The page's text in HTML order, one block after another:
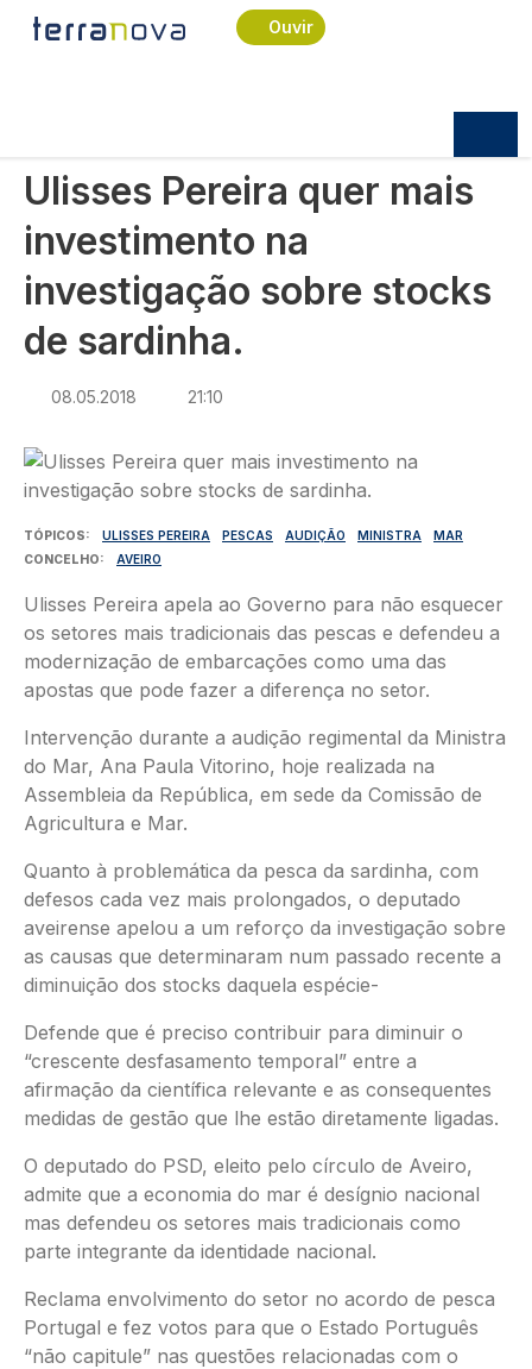
Passar para o conteúdo principal
Ouvir
Navegação estrutural
Início
Política
Ulisses Pereira quer mais investimento na
Ulisses Pereira quer mais
investimento na
investigação sobre stocks
de sardinha.
08.05.2018 21:10
Imagem
TÓPICOS ULISSES PEREIRA PESCAS AUDIÇÃO MINISTRA
MAR
CONCELHO
AVEIRO
Ulisses Pereira apela ao Governo para não esquecer
os setores mais tradicionais das pescas e defendeu a
modernização de embarcações como uma das
apostas que pode fazer a diferença no setor.
Intervenção durante a audição regimental da Ministra
do Mar, Ana Paula Vitorino, hoje realizada na
Assembleia da República, em sede da Comissão de
Agricultura e Mar.
Quanto à problemática da pesca da sardinha, com
defesos cada vez mais prolongados, o deputado
aveirense apelou a um reforço da investigação sobre
as causas que determinaram num passado recente a
diminuição dos stocks daquela espécie-
Defende que é preciso contribuir para diminuir o
“crescente desfasamento temporal” entre a
afirmação da científica relevante e as consequentes
medidas de gestão que lhe estão diretamente ligadas.
O deputado do PSD, eleito pelo círculo de Aveiro,
admite que a economia do mar é desígnio nacional
mas defendeu os setores mais tradicionais como
parte integrante da identidade nacional.
Reclama envolvimento do setor no acordo de pesca
Portugal e fez votos para que o Estado Português
“não capitule” nas questões relacionadas com o